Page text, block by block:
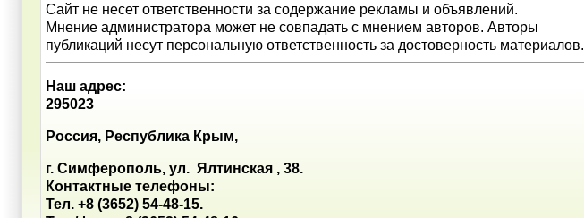
Сайт не несет ответственности за содержание рекламы и объявлений.
Мнение администратора может не совпадать с мнением авторов. Авторы
публикаций несут персональную ответственность за достоверность материалов.
Наш адрес:
295023
Россия, Республика Крым,
г. Симферополь, ул. Ялтинская , 38.
Контактные телефоны:
Тел. +8 (3652) 54-48-15.